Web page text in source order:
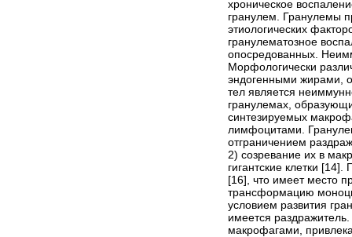
хроническое
гранулем. Гранулемы
этиологических
гранулематозное
опосредованных.
Морфологически
эндогенными жирами,
тел является
гранулемах,
синтезируемых
лимфоцитами.
отграничением
2) созревание их в
гигантские клетки
[16], что имеет место
трансформацию
условием развития
имеется
макрофагами,